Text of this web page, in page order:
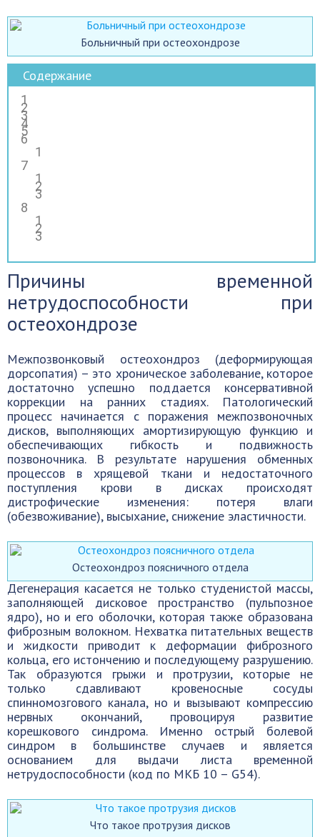
Больничный при остеохондрозе
Содержание
Причины временной
нетрудоспособности при
остеохондрозе
Межпозвонковый остеохондроз (деформирующая
дорсопатия) – это хроническое заболевание, которое
достаточно успешно поддается консервативной
коррекции на ранних стадиях. Патологический
процесс начинается с поражения межпозвоночных
дисков, выполняющих амортизирующую функцию и
обеспечивающих гибкость и подвижность
позвоночника. В результате нарушения обменных
процессов в хрящевой ткани и недостаточного
поступления крови в дисках происходят
дистрофические изменения: потеря влаги
(обезвоживание), высыхание, снижение эластичности.
Остеохондроз поясничного отдела
Дегенерация касается не только студенистой массы,
заполняющей дисковое пространство (пульпозное
ядро), но и его оболочки, которая также образована
фиброзным волокном. Нехватка питательных веществ
и жидкости приводит к деформации фиброзного
кольца, его истончению и последующему разрушению.
Так образуются грыжи и протрузии, которые не
только сдавливают кровеносные сосуды
спинномозгового канала, но и вызывают компрессию
нервных окончаний, провоцируя развитие
корешкового синдрома. Именно острый болевой
синдром в большинстве случаев и является
основанием для выдачи листа временной
нетрудоспособности (код по МКБ 10 – G54).
Что такое протрузия дисков